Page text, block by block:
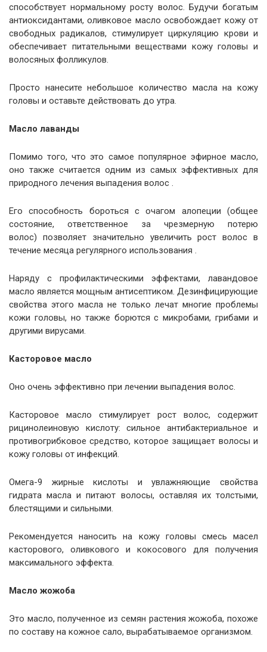
способствует нормальному росту волос. Будучи богатым
антиоксидантами, оливковое масло освобождает кожу от
свободных радикалов, стимулирует циркуляцию крови и
обеспечивает питательными веществами кожу головы и
волосяных фолликулов.
Просто нанесите небольшое количество масла на кожу
головы и оставьте действовать до утра.
Масло лаванды
Помимо того, что это самое популярное эфирное масло,
оно также считается одним из самых эффективных для
природного лечения выпадения волос .
Его способность бороться с очагом алопеции (общее
состояние, ответственное за чрезмерную потерю
волос) позволяет значительно увеличить рост волос в
течение месяца регулярного использования .
Наряду с профилактическими эффектами, лавандовое
масло является мощным антисептиком. Дезинфицирующие
свойства этого масла не только лечат многие проблемы
кожи головы, но также борются с микробами, грибами и
другими вирусами.
Касторовое масло
Оно очень эффективно при лечении выпадения волос.
Касторовое масло стимулирует рост волос, содержит
рицинолеиновую кислоту: сильное антибактериальное и
противогрибковое средство, которое защищает волосы и
кожу головы от инфекций.
Омега-9 жирные кислоты и увлажняющие свойства
гидрата масла и питают волосы, оставляя их толстыми,
блестящими и сильными.
Рекомендуется наносить на кожу головы смесь масел
касторового, оливкового и кокосового для получения
максимального эффекта.
Масло жожоба
Это масло, полученное из семян растения жожоба, похоже
по составу на кожное сало, вырабатываемое организмом.